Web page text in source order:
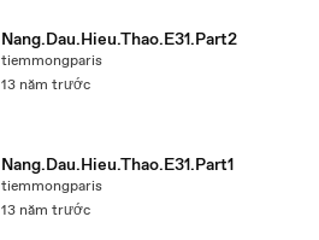
Nang.Dau.Hieu.Thao.E31.Part2
tiemmongparis
13 năm trước
Nang.Dau.Hieu.Thao.E31.Part1
tiemmongparis
13 năm trước